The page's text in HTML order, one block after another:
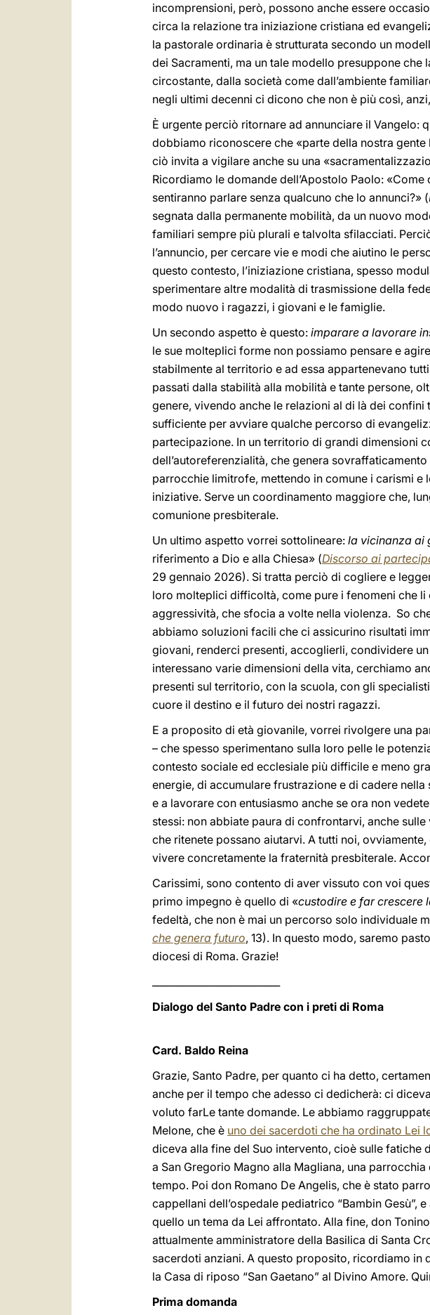
incomprensioni, però, possono anche essere
circa la relazione tra iniziazione cristiana ed
la pastorale ordinaria è strutturata secondo un
dei Sacramenti, ma un tale modello presuppone che
circostante, dalla società come dall’ambiente
negli ultimi decenni ci dicono che non è più così,
È urgente perciò ritornare ad annunciare il Vangelo:
dobbiamo riconoscere che «parte della nostra
ciò invita a vigilare anche su una
Ricordiamo le domande dell’Apostolo Paolo:
sentiranno parlare senza qualcuno che lo annunci?» (
segnata dalla permanente mobilità, da un nuovo
familiari sempre più plurali e talvolta sfilacciati.
l’annuncio, per cercare vie e modi che aiutino le
questo contesto, l’iniziazione cristiana, spesso
sperimentare altre modalità di trasmissione della
modo nuovo i ragazzi, i giovani e le famiglie.
Un secondo aspetto è questo: imparare a lavorare
le sue molteplici forme non possiamo pensare e
stabilmente al territorio e ad essa appartenevano
passati dalla stabilità alla mobilità e tante persone,
genere, vivendo anche le relazioni al di là dei
sufficiente per avviare qualche percorso di
partecipazione. In un territorio di grandi dimensioni
dell’autoreferenzialità, che genera
parrocchie limitrofe, mettendo in comune i carismi
iniziative. Serve un coordinamento maggiore che,
comunione presbiterale.
Un ultimo aspetto vorrei sottolineare: la vicinanza ai
riferimento a Dio e alla Chiesa» (Discorso ai
29 gennaio 2026). Si tratta perciò di cogliere e
loro molteplici difficoltà, come pure i fenomeni che
aggressività, che sfocia a volte nella violenza. So
abbiamo soluzioni facili che ci assicurino risultati
giovani, renderci presenti, accoglierli, condividere
interessano varie dimensioni della vita, cerchiamo
presenti sul territorio, con la scuola, con gli
cuore il destino e il futuro dei nostri ragazzi.
E a proposito di età giovanile, vorrei rivolgere una
– che spesso sperimentano sulla loro pelle le
contesto sociale ed ecclesiale più difficile e meno
energie, di accumulare frustrazione e di cadere
e a lavorare con entusiasmo anche se ora non
stessi: non abbiate paura di confrontarvi, anche
che ritenete possano aiutarvi. A tutti noi,
vivere concretamente la fraternità presbiterale.
Carissimi, sono contento di aver vissuto con voi
primo impegno è quello di «custodire e far crescere
fedeltà, che non è mai un percorso solo individuale
che genera futuro, 13). In questo modo, saremo
diocesi di Roma. Grazie!
Dialogo del Santo Padre con i preti di Roma
Card. Baldo Reina
Grazie, Santo Padre, per quanto ci ha detto,
anche per il tempo che adesso ci dedicherà: ci
voluto farLe tante domande. Le abbiamo
Melone, che è uno dei sacerdoti che ha ordinato Lei
diceva alla fine del Suo intervento, cioè sulle
a San Gregorio Magno alla Magliana, una
tempo. Poi don Romano De Angelis, che è stato
cappellani dell’ospedale pediatrico “Bambin
quello un tema da Lei affrontato. Alla fine, don
attualmente amministratore della Basilica di Santa
sacerdoti anziani. A questo proposito, ricordiamo in
la Casa di riposo “San Gaetano” al Divino Amore.
Prima domanda